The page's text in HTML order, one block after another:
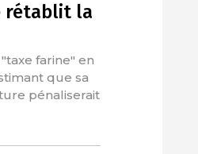
rétablit la
farine" en
que sa
pénaliserait